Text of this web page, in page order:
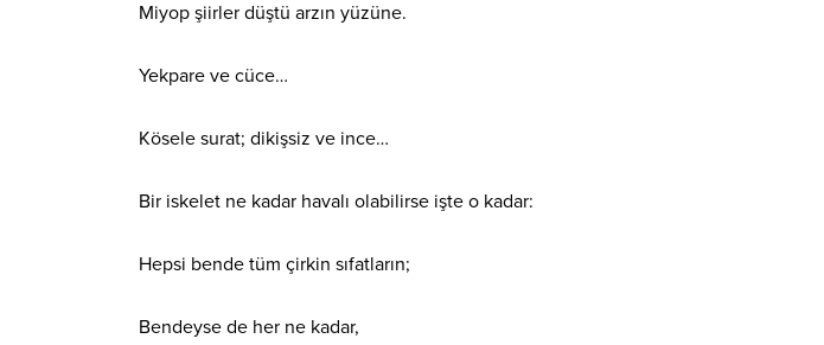
Miyop şiirler düştü arzın yüzüne.
Yekpare ve cüce…
Kösele surat; dikişsiz ve ince…
Bir iskelet ne kadar havalı olabilirse işte o kadar:
Hepsi bende tüm çirkin sıfatların;
Bendeyse de her ne kadar,